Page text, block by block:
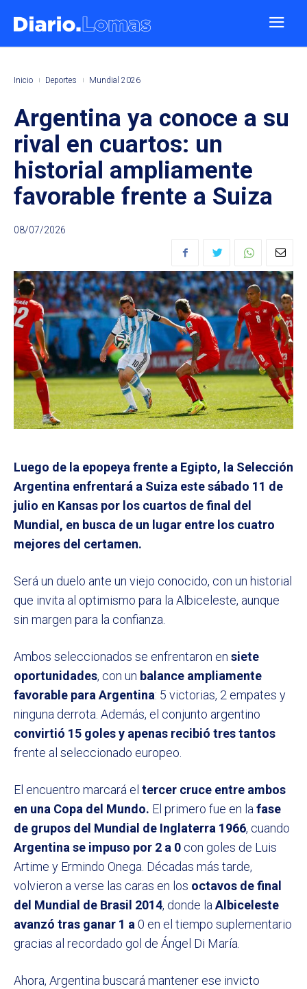
Inicio Deportes Mundial 2026
Argentina ya conoce a su
rival en cuartos: un
historial ampliamente
favorable frente a Suiza
08/07/2026
Luego de la epopeya frente a Egipto, la Selección
Argentina enfrentará a Suiza este sábado 11 de
julio en Kansas por los cuartos de final del
Mundial, en busca de un lugar entre los cuatro
mejores del certamen.
Será un duelo ante un viejo conocido, con un historial
que invita al optimismo para la Albiceleste, aunque
sin margen para la confianza.
Ambos seleccionados se enfrentaron en siete
oportunidades, con un balance ampliamente
favorable para Argentina: 5 victorias, 2 empates y
ninguna derrota. Además, el conjunto argentino
convirtió 15 goles y apenas recibió tres tantos
frente al seleccionado europeo.
El encuentro marcará el tercer cruce entre ambos
en una Copa del Mundo. El primero fue en la fase
de grupos del Mundial de Inglaterra 1966, cuando
Argentina se impuso por 2 a 0 con goles de Luis
Artime y Ermindo Onega. Décadas más tarde,
volvieron a verse las caras en los octavos de final
del Mundial de Brasil 2014, donde la Albiceleste
avanzó tras ganar 1 a 0 en el tiempo suplementario
gracias al recordado gol de Ángel Di María.
Ahora, Argentina buscará mantener ese invicto